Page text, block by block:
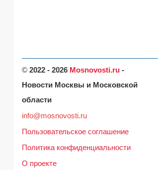
© 2022 - 2026 Mosnovosti.ru -
Новости Москвы и Московской
области
info@mosnovosti.ru
Пользовательское соглашение
Политика конфиденциальности
О проекте